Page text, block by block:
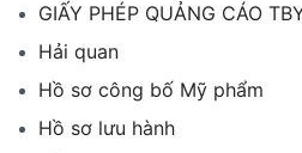
GIẤY PHÉP QUẢNG CÁO
Hải quan
Hồ sơ công bố Mỹ phẩm
Hồ sơ lưu hành